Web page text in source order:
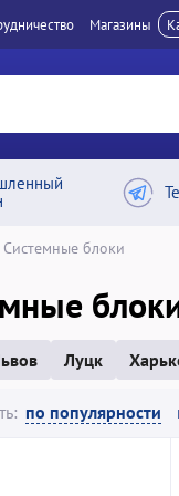
Магазины
Системные блоки
Луцк
по популярности